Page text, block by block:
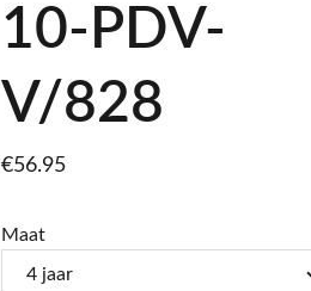
10-PDV-
V/828
€56.95
Maat